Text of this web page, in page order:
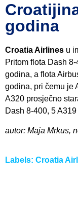
godina
Croatia Airlines u
Pritom flota Dash
godina, a flota
godina, pri čemu je
A320 prosječno
Dash 8-400, 5
autor: Maja Mrkus,
Labels: Croatia